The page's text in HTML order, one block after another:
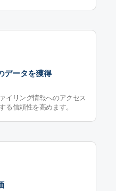
データを獲得
イリング情報へのアクセス
る信頼性を高めます。